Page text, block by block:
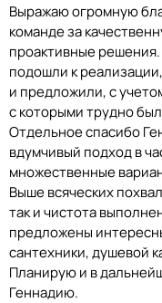
Выражаю огромную
команде за
проактивные
подошли к
и предложили, с
с которыми трудно
Отдельное спасибо
вдумчивый подход в
множественные
Выше всяческих
так и чистота
предложены
сантехники, душевой
Планирую и в
Геннадию.